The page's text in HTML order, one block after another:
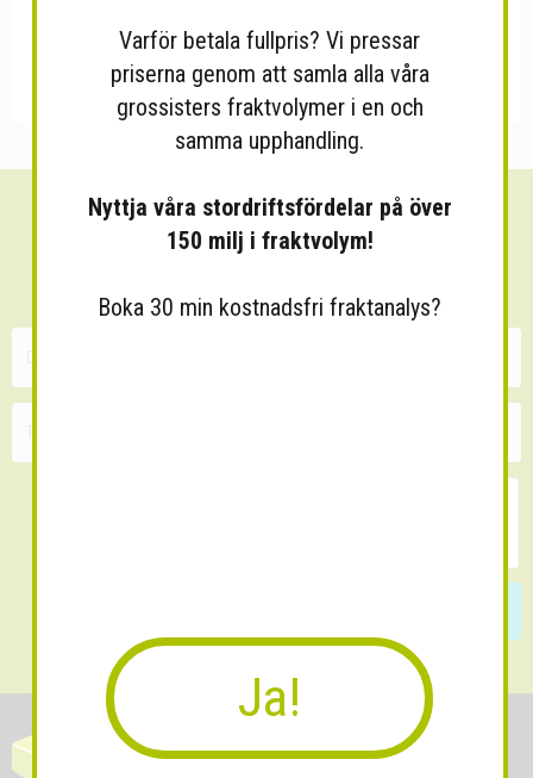
Sänk dina fraktkostnader!
Varför betala fullpris? Vi pressar
priserna genom att samla alla våra
grossisters fraktvolymer i en och
samma upphandling.
Nyttja våra stordriftsfördelar på över
150 milj i fraktvolym!
Boka 30 min kostnadsfri fraktanalys?
Ja!